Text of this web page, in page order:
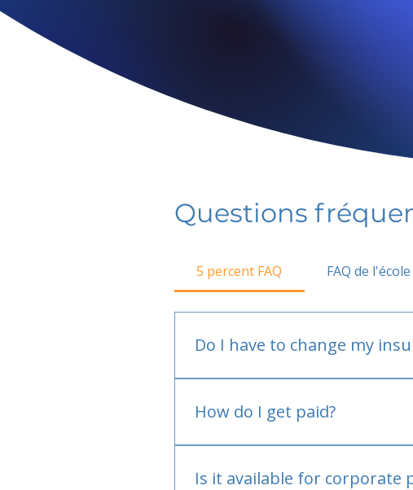
Questions
5 percent FAQ FAQ de l'école
Do I have to change my
How do I get paid?
Is it available for corporate